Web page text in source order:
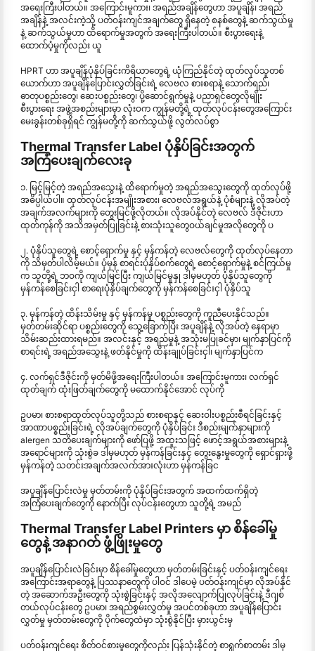
အရေးကြီးပါတယ်။ အကြောင်းမူကား၊ အရည်အချိန်တွေဟာ အပူချိန်၊ အရည်
အချိန်နဲ့ အလင်းကဲ့သို့ ပတ်ဝန်းကျင်အချက်တွေ ရှိနေတဲ့ စနစ်တွေနဲ့ ဆက်သွယ်မှု
နဲ့ ဆက်သွယ်မှုဟာ ထိရောက်မှုအတွက် အရေးကြီးပါတယ်။ စီးပွားရေးနဲ့
ထောက်ပံ့မှုကိုလည်း ယူ
HPRT ဟာ အပူချိန်ပုံနှိပ်ခြင်းကိရိယာတွေရဲ့ ယုံကြည်နိုင်တဲ့ ထုတ်လုပ်သူတစ်
ယောက်ဟာ အပူချိန်ပြောင်းလွှတ်ခြင်းရဲ့ လေဗလ စားစရာနဲ့ သောက်ရည်၊
ဓာတုပစ္စည်းတွေ၊ ဆေးပစ္စည်းတွေ၊ ပို့ဆောင်ရွက်မှုနဲ့ ပညာရှင်တွေလိုမျိုး
စီးပွားရေး အဖွဲ့အစည်းများမှာ လုံးဝက ကျွန်မတို့ရဲ့ ထုတ်လုပ်ငန်းတွေအကြောင်း
မေးခွန်းတစ်ခုရှိရင် ကျွန်မတို့ကို ဆက်သွယ်ဖို့ လွတ်လပ်စွာ
Thermal Transfer Label ပုံနှိပ်ခြင်းအတွက်
အကြံပေးချက်လေးခု
၁. မြင့်မြင့်တဲ့ အရည်အသွေးနဲ့ ထိရောက်မှုတဲ့ အရည်အသွေးတွေကို ထုတ်လုပ်ဖို့
အဓိပ္ပါယ်ပါ။ ထုတ်လုပ်ငန်းအမျိုးအစား၊ လေဗလ်အရွယ်နဲ့ ပုံစံများနဲ့ လိုအပ်တဲ့
အချက်အလက်များကို တွေးမြင်ဖို့လိုတယ်။ လိုအပ်နိုင်တဲ့ လေဗလ် ဒီဇိုင်းဟာ
ထုတ်ကုန်ကို အသိအမှတ်ပြုခြင်းနဲ့ စားသုံးသူတွေဝယ်ချင်မှုအလိုတွေကို ပ
၂. ပုံနှိပ်သူတွေရဲ့ စောင့်ရှောက်မှု နှင့် မှန်ကန်တဲ့ လေဗလ်တွေကို ထုတ်လုပ်နေတာ
ကို သိမှတ်ပါလိမ့်မယ်။ ပုံမှန် စာရင်းပုံနှိပ်စက်တွေရဲ့ စောင့်ရှောက်မှုနဲ့ စင်ကြယ်မှု
က သူတို့ရဲ့ ဘဝကို ကျယ်မြင်ပြီး ကျယ်မြင်မှုနှု ဒါမှမဟုတ် ပုံနှိပ်သူတွေကို
မှန်ကန်စေခြင်းငှါ စာရေးပုံနှိပ်ချက်တွေကို မှန်ကန်စေခြင်းငှါ ပုံနှိပ်သူ
၃. မှန်ကန်တဲ့ ထိန်းသိမ်းမှု နှင့် မှန်ကန်မှု ပစ္စည်းတွေကို ကူညီပေးနိုင်သည်။
မှတ်တမ်းဆိုင်ရာ ပစ္စည်းတွေကို သွေ့ခြောက်ပြီး အပူချိန်နဲ့ လိုအပ်တဲ့ နေရာမှာ
သိမ်းဆည်းထားရမည်။ အလင်းနှင့် အရည်မှုနဲ့ အသုံးမပြုခင်မှာ၊ မျက်နှာပြင်ကို
စာရင်းရဲ့ အရည်အသွေးနဲ့ ဖတ်နိုင်မှုကို ထိန်းချုပ်ခြင်းငှါ၊ မျက်နှာပြင်က
၄. လက်ရှင်ဒီဇိုင်းကို မှတ်မိဖို့အရေးကြီးပါတယ်။ အကြောင်းမူကား၊ လက်ရှင်
ထုတ်ချက် ထုံးဖြတ်ချက်တွေကို မထောက်နိုင်အောင် လုပ်ကို
ဥပမာ၊ စားစရာထုတ်လုပ်သူတို့သည် စားစရာနှင့် ဆေးဝါးပစ္စည်းစီရင်ခြင်းနှင့်
အာဏာပစ္စည်းခြင်းရဲ့ လိုအပ်ချက်တွေကို ပုံနှိပ်ခြင်း ဒီစည်းမျက်နှာများကို
alergen သတိပေးချက်များကို ဖော်ပြဖို့ အထူးသဖြင့် ဖောင့်အရွယ်အစားများနဲ့
အရောင်များကို သုံးစွဲခ ဒါမှမဟုတ် မှန်ကန်ခြင်းနှင့် တွေးနွေးမှုတွေကို ရှောင်ရှားဖို့
မှန်ကန်တဲ့ သတင်းအချက်အလက်အားလုံးဟာ မှန်ကန်ခြင
အပူချိန်ပြောင်းလဲမှု မှတ်တမ်းကို ပုံနှိပ်ခြင်းအတွက် အထက်ထက်ရှိတဲ့
အကြံပေးချက်တွေကို နောက်ပြီး လုပ်ငန်းတွေဟာ သူတို့ရဲ့ အမည်
Thermal Transfer Label Printers မှာ စိန်ခေါ်မှု
တွေနဲ့ အနာဂတ် ဖွံ့ဖြိုးမှုတွေ
အပူချိန်ပြောင်းလဲခြင်းမှာ စိန်ခေါ်မှုတွေဟာ မှတ်တမ်းခြင်းနှင့် ပတ်ဝန်းကျင်ရေး
အကြောင်းအရာတွေနဲ့ ပြဿနာတွေကို ပါဝင် ဒါပေမဲ့ ပတ်ဝန်းကျင်မှာ လိုအပ်နိုင်
တဲ့ အဆောက်အဦးတွေကို သုံးစွဲခြင်းနှင့် အလိုအလျောက်ပြုလုပ်ခြင်းနဲ့ ဒီဂျစ်
တယ်လုပ်ငန်းတွေ ဥပမာ၊ အရည်စွမ်းလွှတ်မှု အပင်တစ်ခုဟာ အပူချိန်ပြောင်း
လွှတ်မှု မှတ်တမ်းတွေကို ပိုက်တွေထဲမှာ သုံးစွဲနိုင်ပြီး မှားယွင်းမှ
ပတ်ဝန်းကျင်ရေး စိတ်ဝင်စားမှုတွေကိုလည်း ပြန်သုံးနိုင်တဲ့ စာရွက်စာတမ်း ဒါမှ